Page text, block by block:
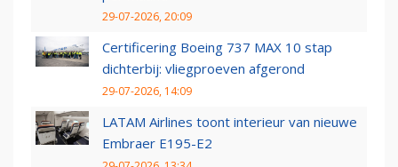
29-07-2026, 20:09
Certificering Boeing 737 MAX 10 stap
dichterbij: vliegproeven afgerond
29-07-2026, 14:09
LATAM Airlines toont interieur van nieuwe
Embraer E195-E2